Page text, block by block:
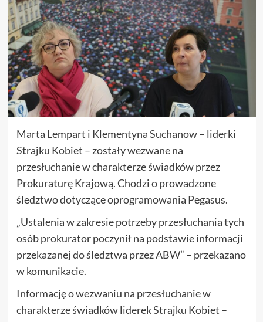
Marta Lempart i Klementyna Suchanow – liderki
Strajku Kobiet – zostały wezwane na
przesłuchanie w charakterze świadków przez
Prokuraturę Krajową. Chodzi o prowadzone
śledztwo dotyczące oprogramowania Pegasus.
„Ustalenia w zakresie potrzeby przesłuchania tych
osób prokurator poczynił na podstawie informacji
przekazanej do śledztwa przez ABW” – przekazano
w komunikacie.
Informację o wezwaniu na przesłuchanie w
charakterze świadków liderek Strajku Kobiet –